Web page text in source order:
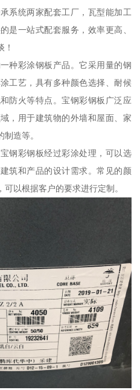
系统两家配套工厂，瓦型能加工
是一站式配套服务，效率更高、
种彩涂钢板产品。它采用量的钢
工艺，具有多种颜色选择、耐候
防火等特点。宝钢彩钢板广泛应
，用于建筑物的外墙和屋面、家
造等。
钢彩钢板经过彩涂处理，可以选
筑和产品的设计需求。常见的颜
以根据客户的要求进行定制。